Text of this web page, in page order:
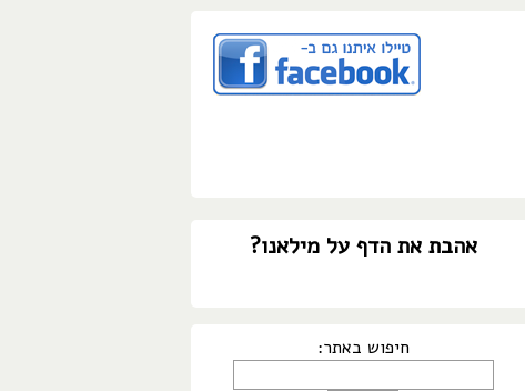
אהבת את הדף על מילאנו?
חיפוש באתר: